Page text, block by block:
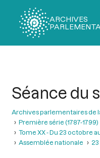
ARCHIVES
Séance du
Archives parlementaires de
Première série (1787-1799)
Tome XX - Du 23 octobre
Assemblée nationale